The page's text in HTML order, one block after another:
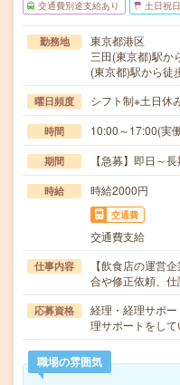
交通費別途支給あり 土日祝
勤務地
東京都港区
三田(東京都)駅か
(東京都)駅から徒
曜日頻度 シフト制※土日休
時間 10:00～17:00(実
期間 【急募】即日～
時給 時給2000円
交通費
交通費支給
仕事内容
【飲食店の運営
合や修正依頼、
応募資格
経理・経理サポ
理サポートをし
職場の雰囲気